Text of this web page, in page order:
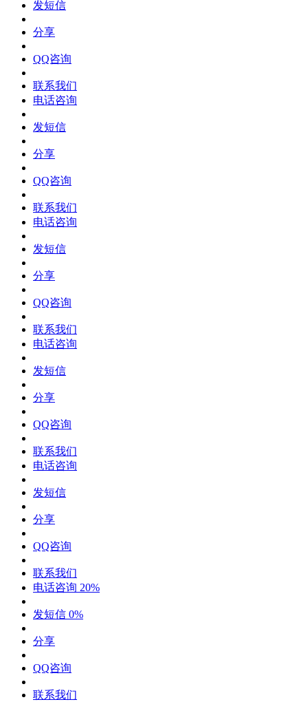
发短信
分享
QQ咨询
联系我们
电话咨询
发短信
分享
QQ咨询
联系我们
电话咨询
发短信
分享
QQ咨询
联系我们
电话咨询
发短信
分享
QQ咨询
联系我们
电话咨询
发短信
分享
QQ咨询
联系我们
电话咨询 20%
发短信 0%
分享
QQ咨询
联系我们